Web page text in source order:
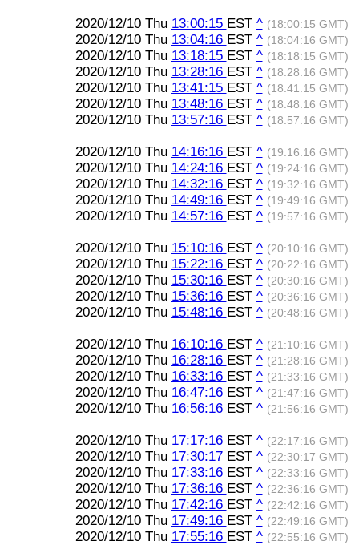
2020/12/10 Thu 13:00:15 EST ^ (18:00:15 GMT)
2020/12/10 Thu 13:04:16 EST ^ (18:04:16 GMT)
2020/12/10 Thu 13:18:15 EST ^ (18:18:15 GMT)
2020/12/10 Thu 13:28:16 EST ^ (18:28:16 GMT)
2020/12/10 Thu 13:41:15 EST ^ (18:41:15 GMT)
2020/12/10 Thu 13:48:16 EST ^ (18:48:16 GMT)
2020/12/10 Thu 13:57:16 EST ^ (18:57:16 GMT)
2020/12/10 Thu 14:16:16 EST ^ (19:16:16 GMT)
2020/12/10 Thu 14:24:16 EST ^ (19:24:16 GMT)
2020/12/10 Thu 14:32:16 EST ^ (19:32:16 GMT)
2020/12/10 Thu 14:49:16 EST ^ (19:49:16 GMT)
2020/12/10 Thu 14:57:16 EST ^ (19:57:16 GMT)
2020/12/10 Thu 15:10:16 EST ^ (20:10:16 GMT)
2020/12/10 Thu 15:22:16 EST ^ (20:22:16 GMT)
2020/12/10 Thu 15:30:16 EST ^ (20:30:16 GMT)
2020/12/10 Thu 15:36:16 EST ^ (20:36:16 GMT)
2020/12/10 Thu 15:48:16 EST ^ (20:48:16 GMT)
2020/12/10 Thu 16:10:16 EST ^ (21:10:16 GMT)
2020/12/10 Thu 16:28:16 EST ^ (21:28:16 GMT)
2020/12/10 Thu 16:33:16 EST ^ (21:33:16 GMT)
2020/12/10 Thu 16:47:16 EST ^ (21:47:16 GMT)
2020/12/10 Thu 16:56:16 EST ^ (21:56:16 GMT)
2020/12/10 Thu 17:17:16 EST ^ (22:17:16 GMT)
2020/12/10 Thu 17:30:17 EST ^ (22:30:17 GMT)
2020/12/10 Thu 17:33:16 EST ^ (22:33:16 GMT)
2020/12/10 Thu 17:36:16 EST ^ (22:36:16 GMT)
2020/12/10 Thu 17:42:16 EST ^ (22:42:16 GMT)
2020/12/10 Thu 17:49:16 EST ^ (22:49:16 GMT)
2020/12/10 Thu 17:55:16 EST ^ (22:55:16 GMT)